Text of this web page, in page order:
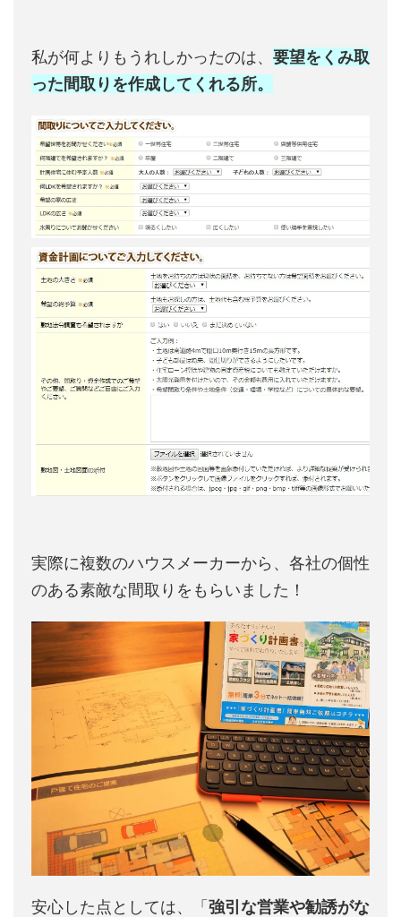
私が何よりもうれしかったのは、 要望をくみ取
った間取りを作成してくれる所。
実際に複数のハウスメーカーから、各社の個性
のある素敵な間取りをもらいました！
安心した点としては、「強引な営業や勧誘がな